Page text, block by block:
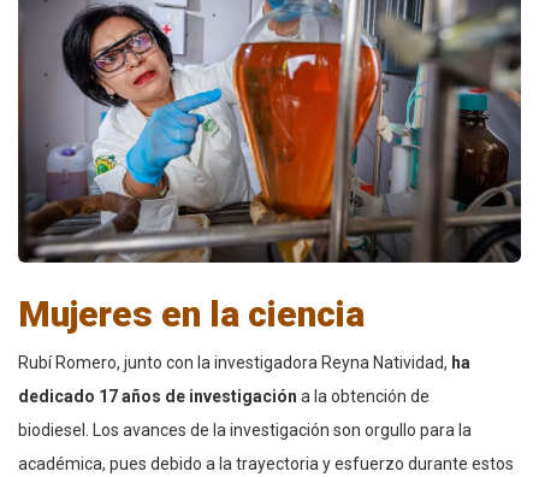
Mujeres en la ciencia
Rubí Romero, junto con la investigadora Reyna Natividad, ha
dedicado 17 años de investigación a la obtención de
biodiesel.
Los avances de la investigación son orgullo para la
académica, pues debido a la trayectoria y esfuerzo durante estos